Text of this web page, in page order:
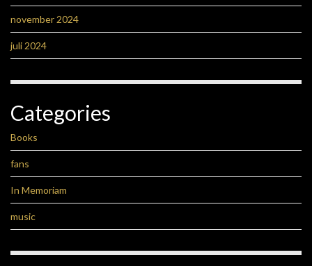
november 2024
juli 2024
Categories
Books
fans
In Memoriam
music